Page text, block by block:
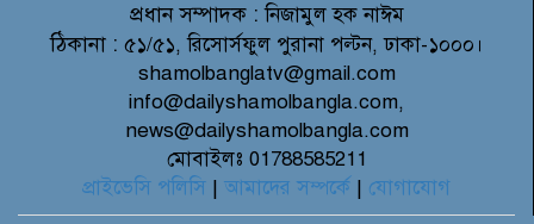
প্রধান সম্পাদক : নিজামুল হক নাঈম
ঠিকানা : ৫১/৫১, রিসোর্সফুল পুরানা পল্টন, ঢাকা-১০০০।
shamolbanglatv@gmail.com
info@dailyshamolbangla.com,
news@dailyshamolbangla.com
মোবাইলঃ 01788585211
প্রাইভেসি পলিসি | আমাদের সম্পর্কে | যোগাযোগ